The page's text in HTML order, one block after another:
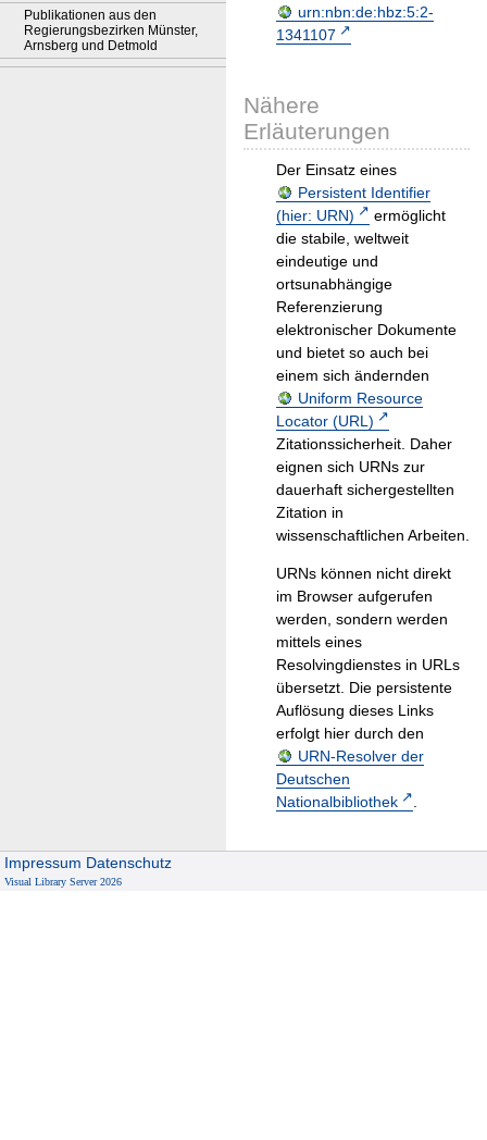
Publikationen aus den
Regierungsbezirken Münster,
Arnsberg und Detmold
urn:nbn:de:hbz:5:2-
1341107
Nähere
Erläuterungen
Der Einsatz eines
Persistent Identifier
(hier: URN)
ermöglicht
die stabile, weltweit
eindeutige und
ortsunabhängige
Referenzierung
elektronischer Dokumente
und bietet so auch bei
einem sich ändernden
Uniform Resource
Locator (URL)
Zitationssicherheit. Daher
eignen sich URNs zur
dauerhaft sichergestellten
Zitation in
wissenschaftlichen Arbeiten.
URNs können nicht direkt
im Browser aufgerufen
werden, sondern werden
mittels eines
Resolvingdienstes in URLs
übersetzt. Die persistente
Auflösung dieses Links
erfolgt hier durch den
URN-Resolver der
Deutschen
Nationalbibliothek
.
Impressum Datenschutz
Visual Library Server 2026